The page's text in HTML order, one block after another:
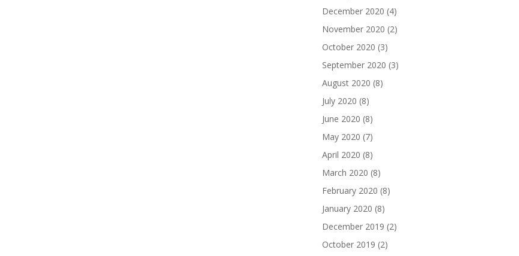
December 2020 (4)
November 2020 (2)
October 2020 (3)
September 2020 (3)
August 2020 (8)
July 2020 (8)
June 2020 (8)
May 2020 (7)
April 2020 (8)
March 2020 (8)
February 2020 (8)
January 2020 (8)
December 2019 (2)
October 2019 (2)